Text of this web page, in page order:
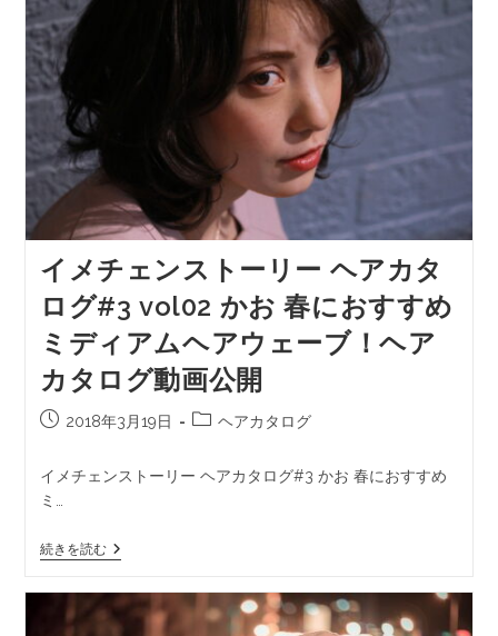
イメチェンストーリー ヘアカタ
ログ#3 vol02 かお 春におすすめ
ミディアムヘアウェーブ！ヘア
カタログ動画公開
2018年3月19日 ヘアカタログ
イメチェンストーリー ヘアカタログ#3 かお 春におすすめ
ミ…
続きを読む